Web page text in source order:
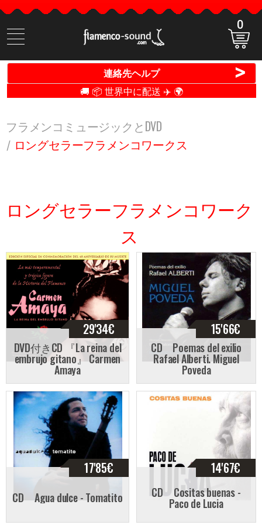
商
品
検
0
連絡先ヘルプ >
🚚 📦 世界中に配送 ✈️ 🌍
フラメンコミュージックとDVD
ロングセラーフラメンコワークス
ロングセラーフラメンコワーク
ス
29'34€
DVD付きCD 『La reina del
embrujo gitano』 Carmen
Amaya
15'66€
CD Poemas del exilio
Rafael Alberti. Miguel
Poveda
17'85€
CD Agua dulce - Tomatito
14'67€
CD Cositas buenas -
Paco de Lucia